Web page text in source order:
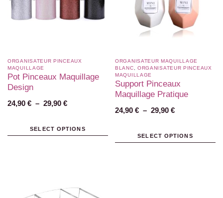
ORGANISATEUR PINCEAUX
MAQUILLAGE
Pot Pinceaux Maquillage
Design
24,90 € – 29,90 €
SELECT OPTIONS
ORGANISATEUR MAQUILLAGE
BLANC​
ORGANISATEUR PINCEAUX
MAQUILLAGE
Support Pinceaux
Maquillage Pratique
24,90 € – 29,90 €
SELECT OPTIONS